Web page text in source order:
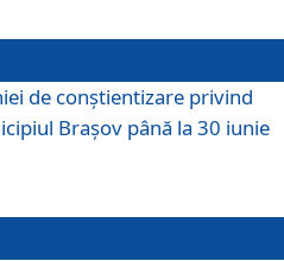
de conștientizare privind
Braşov până la 30 iunie